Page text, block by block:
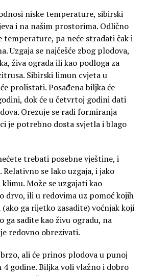
niske temperature, sibirski
i na našim prostorima. Odlično
temperature, pa neće stradati čak i
Uzgaja se najčešće zbog plodova,
živa ograda ili kao podloga za
Sibirski limun cvjeta u
prolistati. Posađena biljka će
dok će u četvrtoj godini dati
Orezuje se radi formiranja
je potrebno dosta svjetla i blago
trebati posebne vještine, i
se lako uzgaja, i jako
Može se uzgajati kao
drvo, ili u redovima uz pomoć kojih
ga rijetko zasadite) voćnjak koji
ga sadite kao živu ogradu, na
redovno obrezivati.
ali će prinos plodova u punoj
4 godine. Biljka voli vlažno i dobro